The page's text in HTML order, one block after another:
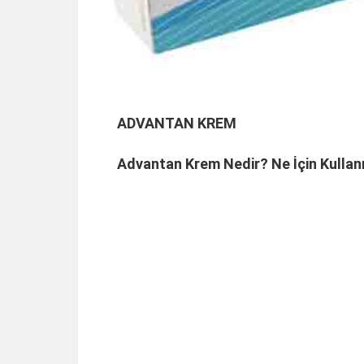
ADVANTAN KREM
Advantan Krem Nedir? Ne İçin